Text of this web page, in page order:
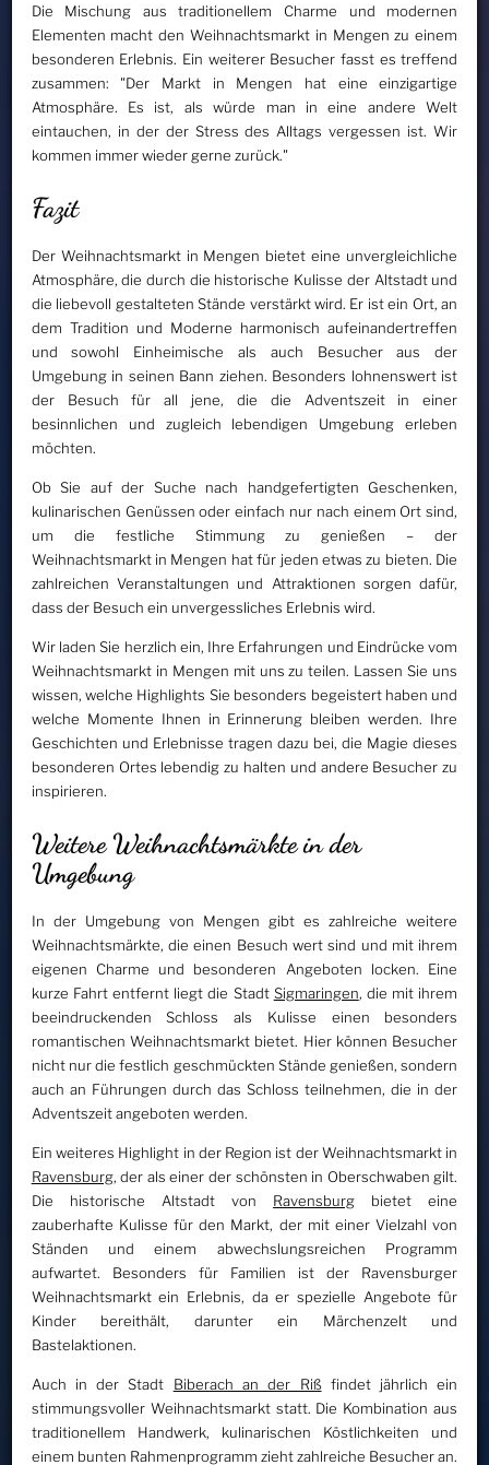
Die Mischung aus traditionellem Charme und modernen
Elementen macht den Weihnachtsmarkt in Mengen zu einem
besonderen Erlebnis. Ein weiterer Besucher fasst es treffend
zusammen: "Der Markt in Mengen hat eine einzigartige
Atmosphäre. Es ist, als würde man in eine andere Welt
eintauchen, in der der Stress des Alltags vergessen ist. Wir
kommen immer wieder gerne zurück."
Fazit
Der Weihnachtsmarkt in Mengen bietet eine unvergleichliche
Atmosphäre, die durch die historische Kulisse der Altstadt und
die liebevoll gestalteten Stände verstärkt wird. Er ist ein Ort, an
dem Tradition und Moderne harmonisch aufeinandertreffen
und sowohl Einheimische als auch Besucher aus der
Umgebung in seinen Bann ziehen. Besonders lohnenswert ist
der Besuch für all jene, die die Adventszeit in einer
besinnlichen und zugleich lebendigen Umgebung erleben
möchten.
Ob Sie auf der Suche nach handgefertigten Geschenken,
kulinarischen Genüssen oder einfach nur nach einem Ort sind,
um die festliche Stimmung zu genießen – der
Weihnachtsmarkt in Mengen hat für jeden etwas zu bieten. Die
zahlreichen Veranstaltungen und Attraktionen sorgen dafür,
dass der Besuch ein unvergessliches Erlebnis wird.
Wir laden Sie herzlich ein, Ihre Erfahrungen und Eindrücke vom
Weihnachtsmarkt in Mengen mit uns zu teilen. Lassen Sie uns
wissen, welche Highlights Sie besonders begeistert haben und
welche Momente Ihnen in Erinnerung bleiben werden. Ihre
Geschichten und Erlebnisse tragen dazu bei, die Magie dieses
besonderen Ortes lebendig zu halten und andere Besucher zu
inspirieren.
Weitere Weihnachtsmärkte in der
Umgebung
In der Umgebung von Mengen gibt es zahlreiche weitere
Weihnachtsmärkte, die einen Besuch wert sind und mit ihrem
eigenen Charme und besonderen Angeboten locken. Eine
kurze Fahrt entfernt liegt die Stadt Sigmaringen, die mit ihrem
beeindruckenden Schloss als Kulisse einen besonders
romantischen Weihnachtsmarkt bietet. Hier können Besucher
nicht nur die festlich geschmückten Stände genießen, sondern
auch an Führungen durch das Schloss teilnehmen, die in der
Adventszeit angeboten werden.
Ein weiteres Highlight in der Region ist der Weihnachtsmarkt in
Ravensburg, der als einer der schönsten in Oberschwaben gilt.
Die historische Altstadt von Ravensburg bietet eine
zauberhafte Kulisse für den Markt, der mit einer Vielzahl von
Ständen und einem abwechslungsreichen Programm
aufwartet. Besonders für Familien ist der Ravensburger
Weihnachtsmarkt ein Erlebnis, da er spezielle Angebote für
Kinder bereithält, darunter ein Märchenzelt und
Bastelaktionen.
Auch in der Stadt Biberach an der Riß findet jährlich ein
stimmungsvoller Weihnachtsmarkt statt. Die Kombination aus
traditionellem Handwerk, kulinarischen Köstlichkeiten und
einem bunten Rahmenprogramm zieht zahlreiche Besucher an.